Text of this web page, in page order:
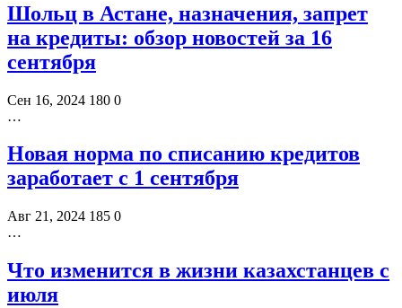
Шольц в Астане, назначения, запрет
на кредиты: обзор новостей за 16
сентября
Сен 16, 2024 180 0
…
Новая норма по списанию кредитов
заработает с 1 сентября
Авг 21, 2024 185 0
…
Что изменится в жизни казахстанцев с
июля